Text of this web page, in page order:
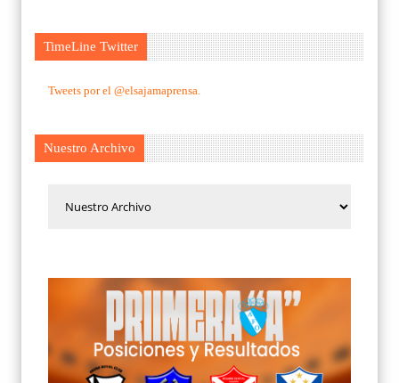
TimeLine Twitter
Tweets por el @elsajamaprensa.
Nuestro Archivo